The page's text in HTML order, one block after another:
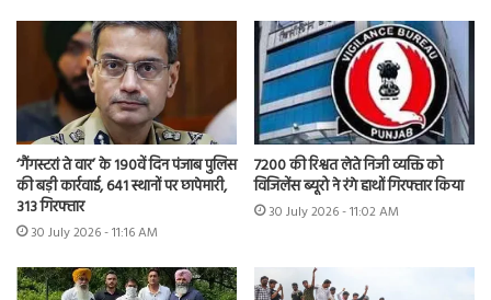
‘गैंगस्टरां ते वार’ के 190वें दिन पंजाब पुलिस
की बड़ी कार्रवाई, 641 स्थानों पर छापेमारी,
313 गिरफ्तार
30 July 2026 - 11:16 AM
7200 की रिश्वत लेते निजी व्यक्ति को
विजिलेंस ब्यूरो ने रंगे हाथों गिरफ्तार किया
30 July 2026 - 11:02 AM